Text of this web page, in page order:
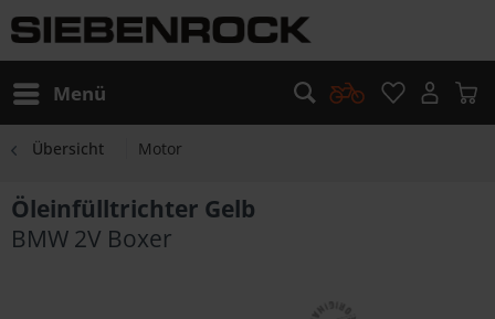
Menü
Übersicht Motor
Öleinfülltrichter Gelb
BMW 2V Boxer